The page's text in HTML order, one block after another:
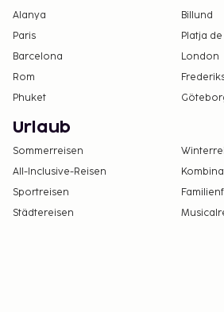
Alanya
Billund
Paris
Platja
Barcelona
London
Rom
Phuket
Urlaub
Sommerreisen
All-Inclusive-Reisen
Sportreisen
Städtereisen